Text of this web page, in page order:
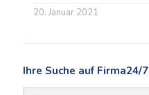
20. Januar 2021
Ihre Suche auf Firma24/7